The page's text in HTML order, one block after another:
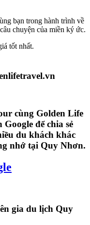
bạn trong hành trình về
chuyện của miền ký ức.
tốt nhất.
cùng Golden Life
để chia sẻ
du khách khác
nhớ tại Quy Nhơn.
gia du lịch Quy